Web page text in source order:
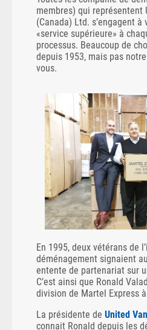
membres) qui représentent
(Canada) Ltd. s’engagent à
«service supérieure» à
processus. Beaucoup de
depuis 1953, mais pas
vous.
En 1995, deux vétérans de
déménagement signaient
entente de partenariat sur
C’est ainsi que Ronald
division de Martel Express
La présidente de United
connait Ronald depuis les